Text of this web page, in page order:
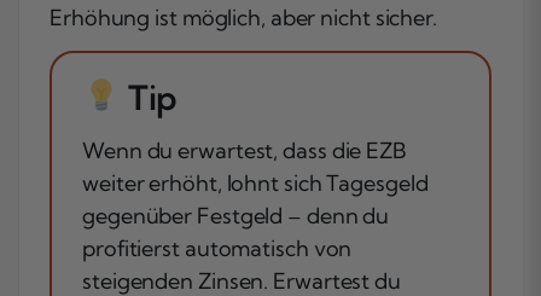
Erhöhung ist möglich, aber nicht sicher.
Tip
Wenn du erwartest, dass die EZB
weiter erhöht, lohnt sich Tagesgeld
gegenüber Festgeld – denn du
profitierst automatisch von
steigenden Zinsen. Erwartest du